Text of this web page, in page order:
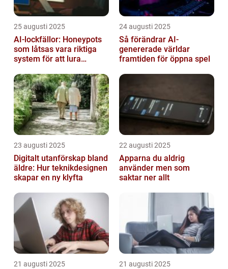
25 augusti 2025
AI-lockfällor: Honeypots
som låtsas vara riktiga
system för att lura
24 augusti 2025
Så förändrar AI-
genererade världar
framtiden för öppna spel
23 augusti 2025
Digitalt utanförskap bland
äldre: Hur teknikdesignen
skapar en ny klyfta
22 augusti 2025
Apparna du aldrig
använder men som
saktar ner allt
21 augusti 2025 21 augusti 2025